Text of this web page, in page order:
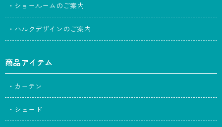
・ショールームのご案内
・ハルクデザインのご案内
商品アイテム
・カーテン
・シェード